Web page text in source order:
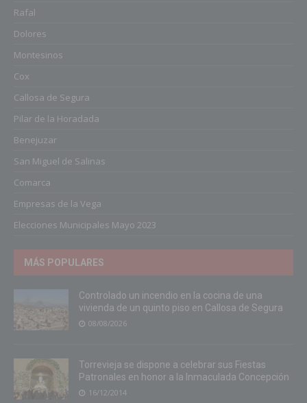
Rafal
Dolores
Montesinos
Cox
Callosa de Segura
Pilar de la Horadada
Benejuzar
San Miguel de Salinas
Comarca
Empresas de la Vega
Elecciones Municipales Mayo 2023
MÁS POPULARES
Controlado un incendio en la cocina de una
vivienda de un quinto piso en Callosa de Segura
08/08/2026
Torrevieja se dispone a celebrar sus Fiestas
Patronales en honor a la Inmaculada Concepción
16/12/2014